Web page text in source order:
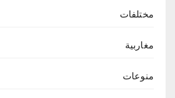
مختلفات
مغاربية
منوعات